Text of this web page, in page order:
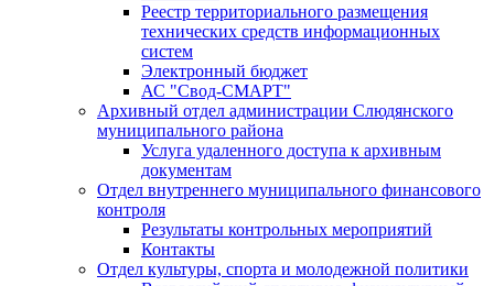
Реестр территориального размещения
технических средств информационных
систем
Электронный бюджет
АС "Свод-СМАРТ"
Архивный отдел администрации Слюдянского
муниципального района
Услуга удаленного доступа к архивным
документам
Отдел внутреннего муниципального финансового
контроля
Результаты контрольных мероприятий
Контакты
Отдел культуры, спорта и молодежной политики